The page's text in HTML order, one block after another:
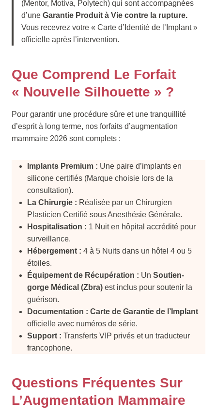
(Mentor, Motiva, Polytech) qui sont accompagnées
d’une Garantie Produit à Vie contre la rupture.
Vous recevrez votre « Carte d’Identité de l’Implant »
officielle après l’intervention.
Que Comprend Le Forfait
« Nouvelle Silhouette » ?
Pour garantir une procédure sûre et une tranquillité
d’esprit à long terme, nos forfaits d’augmentation
mammaire 2026 sont complets :
Implants Premium : Une paire d’implants en
silicone certifiés (Marque choisie lors de la
consultation).
La Chirurgie : Réalisée par un Chirurgien
Plasticien Certifié sous Anesthésie Générale.
Hospitalisation : 1 Nuit en hôpital accrédité pour
surveillance.
Hébergement : 4 à 5 Nuits dans un hôtel 4 ou 5
étoiles.
Équipement de Récupération : Un Soutien-
gorge Médical (Zbra) est inclus pour soutenir la
guérison.
Documentation : Carte de Garantie de l’Implant
officielle avec numéros de série.
Support : Transferts VIP privés et un traducteur
francophone.
Questions Fréquentes Sur
L’Augmentation Mammaire